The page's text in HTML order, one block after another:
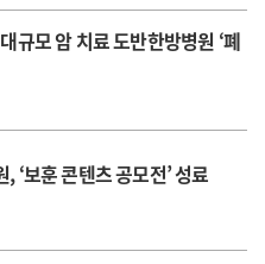
규모 암 치료 도반한방병원 ‘폐
‘보훈 콘텐츠 공모전’ 성료